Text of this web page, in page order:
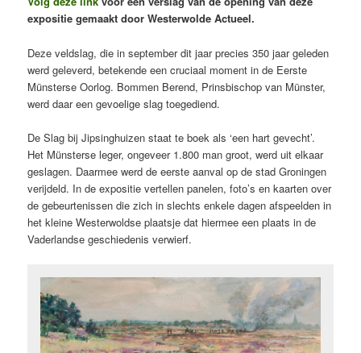
expositie gemaakt door Westerwolde Actueel.
Deze veldslag, die in september dit jaar precies 350 jaar geleden
werd geleverd, betekende een cruciaal moment in de Eerste
Münsterse Oorlog. Bommen Berend, Prinsbischop van Münster,
werd daar een gevoelige slag toegediend.
De Slag bij Jipsinghuizen staat te boek als ‘een hart gevecht’.
Het Münsterse leger, ongeveer 1.800 man groot, werd uit elkaar
geslagen. Daarmee werd de eerste aanval op de stad Groningen
verijdeld. In de expositie vertellen panelen, foto’s en kaarten over
de gebeurtenissen die zich in slechts enkele dagen afspeelden in
het kleine Westerwoldse plaatsje dat hiermee een plaats in de
Vaderlandse geschiedenis verwierf.